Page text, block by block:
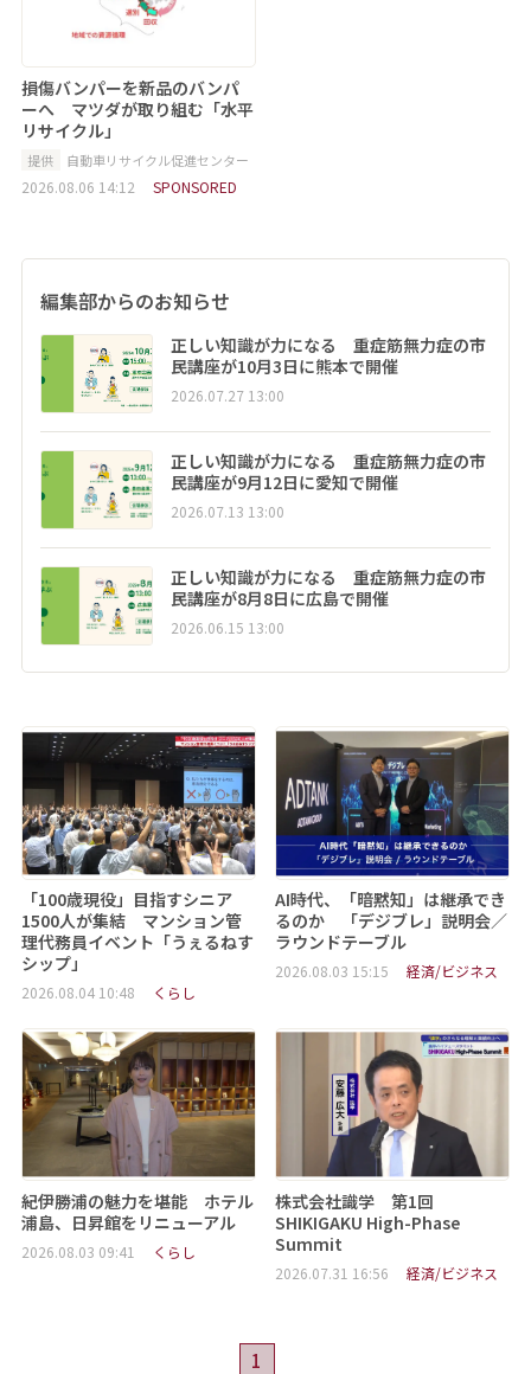
損傷バンパーを新品のバンパ
ーへ マツダが取り組む「水平
リサイクル」
提供 自動車リサイクル促進センター
2026.08.06 14:12 SPONSORED
編集部からのお知らせ
正しい知識が力になる 重症筋無力症の市
民講座が10月3日に熊本で開催
2026.07.27 13:00
正しい知識が力になる 重症筋無力症の市
民講座が9月12日に愛知で開催
2026.07.13 13:00
正しい知識が力になる 重症筋無力症の市
民講座が8月8日に広島で開催
2026.06.15 13:00
「100歳現役」目指すシニア
1500人が集結 マンション管
理代務員イベント「うぇるねす
シップ」
2026.08.04 10:48 くらし
AI時代、「暗黙知」は継承でき
るのか 「デジブレ」説明会／
ラウンドテーブル
2026.08.03 15:15 経済/ビジネス
紀伊勝浦の魅力を堪能 ホテル
浦島、日昇館をリニューアル
2026.08.03 09:41 くらし
株式会社識学 第1回
SHIKIGAKU High-Phase
Summit
2026.07.31 16:56 経済/ビジネス
1